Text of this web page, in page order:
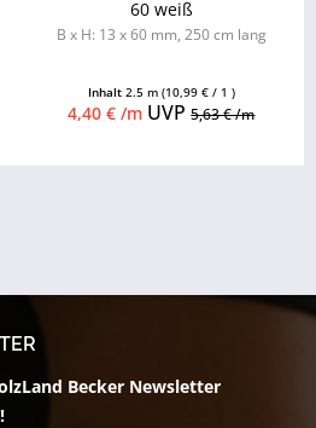
60 weiß
B x H: 13 x 60 mm, 250 cm lang
Inhalt 2.5 m (10,99 € / 1 )
4,40 € /m UVP5,63 € /m
Becker Newsletter